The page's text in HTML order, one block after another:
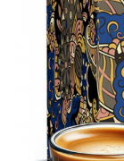
Capsule
Capsule
Capsule
Capsule
PADURI CAFEA &
Paduri cafea
CAFEA BOABE